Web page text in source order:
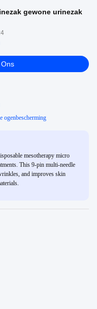
gewone urinezak
ogenbescherming
mesotherapy micro
This 9-pin multi-needle
and improves skin